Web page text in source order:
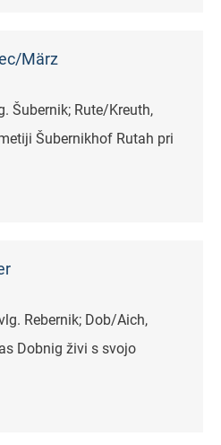
März
Šubernik; Rute/Kreuth,
Šubernikhof Rutah pri
Rebernik; Dob/Aich,
Dobnig živi s svojo